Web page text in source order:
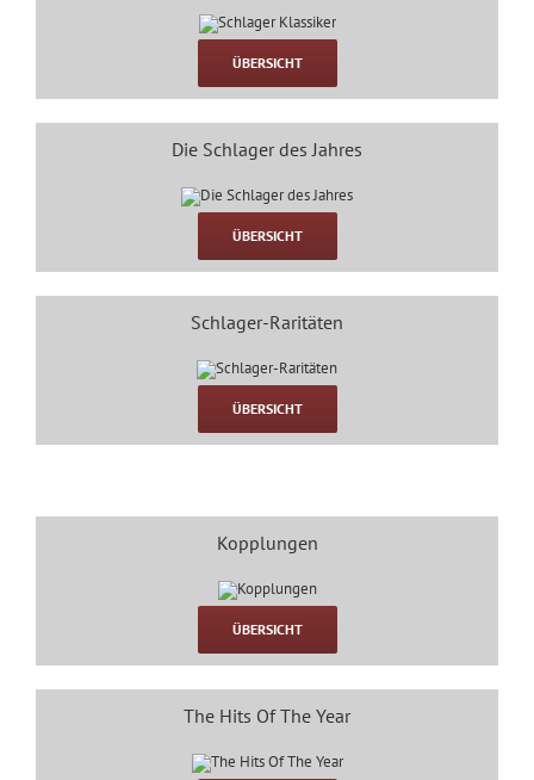
ÜBERSICHT
Die Schlager des Jahres
ÜBERSICHT
Schlager-Raritäten
ÜBERSICHT
Kopplungen
ÜBERSICHT
The Hits Of The Year